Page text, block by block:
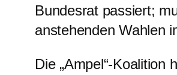
Bundesrat passiert;
anstehenden Wahlen
Die „Ampel“-Koalition